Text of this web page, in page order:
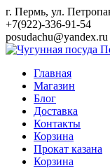
Skip
to
content
г. Пермь, ул.
+7(922)-336-91-54
posudachu@yandex.ru
Главная
Магазин
Блог
Доставка
Контакты
Корзина
Прокат казана
Корзина